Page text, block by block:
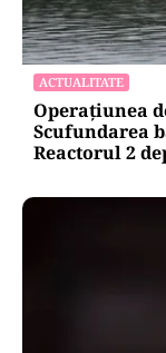
ACTUALITATE
Operațiunea
Scufundarea
Reactorul 2